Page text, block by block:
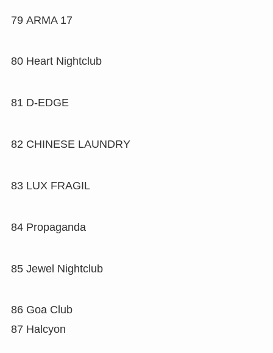
79 ARMA 17
80 Heart Nightclub
81 D-EDGE
82 CHINESE LAUNDRY
83 LUX FRAGIL
84 Propaganda
85 Jewel Nightclub
86 Goa Club
87 Halcyon